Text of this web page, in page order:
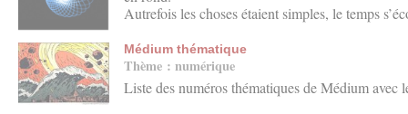
Autrefois les choses étaient simples, le temps
Médium thématique
Thème : numérique
Liste des numéros thématiques de Médium avec